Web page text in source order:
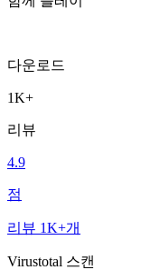
다운로드
1K+
리뷰
4.9
점
리뷰 1K+개
Virustotal 스캔